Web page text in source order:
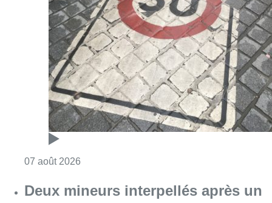
Deux mineurs interpellés après un
vol à main armée dans un
commerce bruxellois